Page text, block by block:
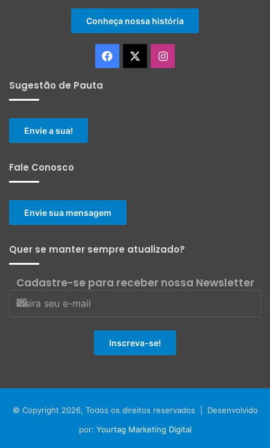
Conheça nossa história
Facebook Instagram
Sugestão de Pauta
Envie a sua!
Fale Conosco
Envie sua mensagem
Quer se manter sempre atualizado?
Cadastre-se para receber nossa Newsletter
© Copyright 2026, Todos os direitos reservados | Desenvolvido
por: Yourtag Marketing Digital